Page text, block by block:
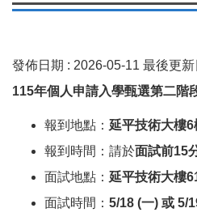
發佈日期 : 2026-05-11 最後更新
115年個人申請入學甄選第二階
報到地點： 延平技術大樓6
報到時間：請於面試前15
面試地點： 延平技術大樓
面試時間： 5/18 (一) 或 5/